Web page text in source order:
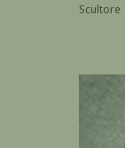
Scultore